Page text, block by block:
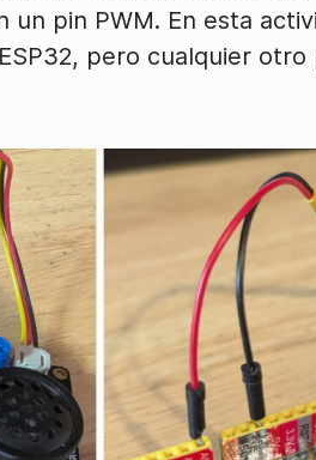
un pin PWM. En esta
pero cualquier otro